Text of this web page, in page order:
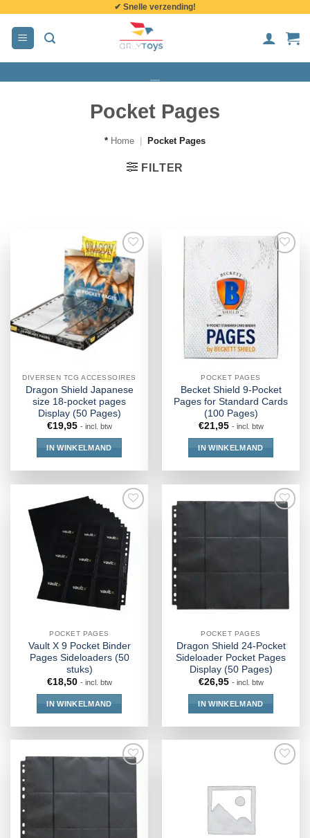
inhoud
✔ Snelle verzending!
Pocket Pages
* Home Pocket Pages
FILTER
DIVERSEN TCG ACCESSOIRES
Dragon Shield Japanese
size 18-pocket pages
Display (50 Pages)
€19,95 - incl. btw
IN WINKELMAND
POCKET PAGES
Becket Shield 9-Pocket
Pages for Standard Cards
(100 Pages)
€21,95 - incl. btw
IN WINKELMAND
POCKET PAGES
Vault X 9 Pocket Binder
Pages Sideloaders (50
stuks)
€18,50 - incl. btw
IN WINKELMAND
POCKET PAGES
Dragon Shield 24-Pocket
Sideloader Pocket Pages
Display (50 Pages)
€26,95 - incl. btw
IN WINKELMAND